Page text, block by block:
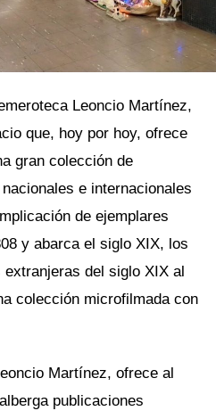
Leoncio Martínez,
que, hoy por hoy, ofrece
gran colección de
e internacionales
de ejemplares
y abarca el siglo XIX, los
del siglo XIX al
colección microfilmada con
Martínez, ofrece al
publicaciones